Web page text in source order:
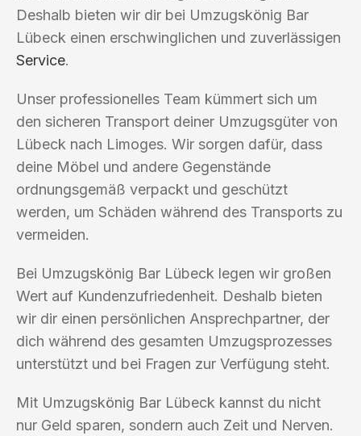
Deshalb bieten wir dir bei Umzugskönig Bar
Lübeck einen erschwinglichen und zuverlässigen
Service.
Unser professionelles Team kümmert sich um
den sicheren Transport deiner Umzugsgüter von
Lübeck nach Limoges. Wir sorgen dafür, dass
deine Möbel und andere Gegenstände
ordnungsgemäß verpackt und geschützt
werden, um Schäden während des Transports zu
vermeiden.
Bei Umzugskönig Bar Lübeck legen wir großen
Wert auf Kundenzufriedenheit. Deshalb bieten
wir dir einen persönlichen Ansprechpartner, der
dich während des gesamten Umzugsprozesses
unterstützt und bei Fragen zur Verfügung steht.
Mit Umzugskönig Bar Lübeck kannst du nicht
nur Geld sparen, sondern auch Zeit und Nerven.